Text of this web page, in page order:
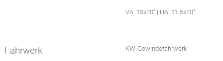
VA: 10x20" | HA: 11.5x20"
Fahrwerk KW-Gewindefahrwerk